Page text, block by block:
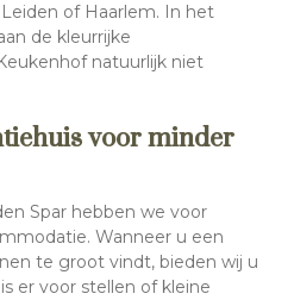
of Haarlem. In het
de kleurrijke
natuurlijk niet
voor minder
Spar hebben we voor
Wanneer u een
te groot vindt, bieden wij u
er voor stellen of kleine